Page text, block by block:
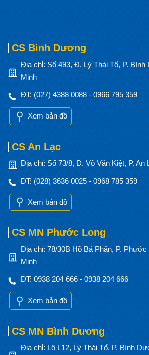
CS Bình Dương
Địa chỉ: Số 493, Đ. Lý Thái Tổ, P.
Minh
ĐT: (027) 4388 0088 - 0966 795 359
Xem bản đồ
CS An Lạc
Địa chỉ: Số 73/8, Đ. Võ Văn Kiệt, P. An
ĐT: (028) 3636 0025 - 0968 785 359
Xem bản đồ
CS MN Phước Long
Địa chỉ: 78/30B Hồ Bá Phấn, P.
Minh
ĐT: 0938 204 666 - 0938 204 666
Xem bản đồ
CS MN Bình Dương
Địa chỉ: Lô L12, Lý Thái Tổ, P. Bình